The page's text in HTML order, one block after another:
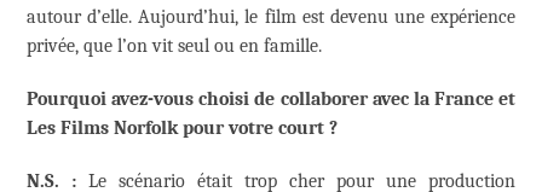
autour d’elle. Aujourd’hui, le film est devenu une expérience
privée, que l’on vit seul ou en famille.
Pourquoi avez-vous choisi de collaborer avec la France et
Les Films Norfolk pour votre court ?
N.S. : Le scénario était trop cher pour une production